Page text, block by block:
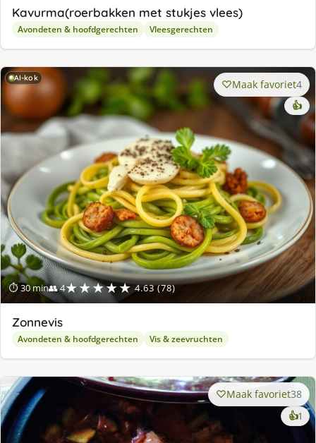
Kavurma(roerbakken met stukjes vlees)
Avondeten & hoofdgerechten Vleesgerechten
AI-kok
⏱ 30 min👥 4★★★★★ 4.63 (78)
Maak favoriet4
👍
Zonnevis
Avondeten & hoofdgerechten Vis & zeevruchten
Maak favoriet38
👍1